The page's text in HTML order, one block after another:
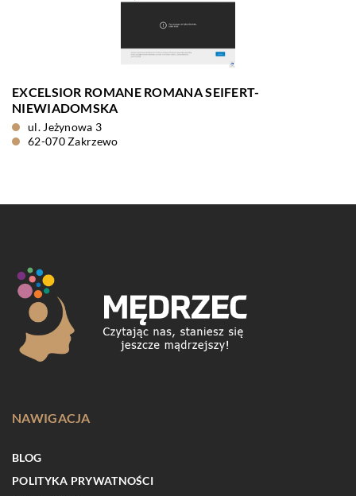
EXCELSIOR ROMANE ROMANA SEIFERT-
NIEWIADOMSKA
ul. Jeżynowa 3
62-070 Zakrzewo
NAWIGACJA
BLOG
POLITYKA PRYWATNOŚCI